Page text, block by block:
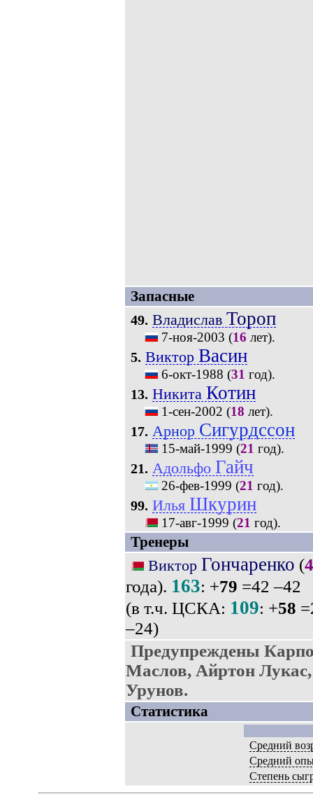
Запасные
49. Владислав Тороп
7-ноя-2003 (16 лет).
5. Виктор Васин
6-окт-1988 (31 год).
13. Никита Котин
1-сен-2002 (18 лет).
17. Арнор Сигурдссон
15-май-1999 (21 год).
21. Адольфо Гайч
26-фев-1999 (21 год).
99. Илья Шкурин
17-авг-1999 (21 год).
Тренеры
Виктор Гончаренко (
года). 163: +79 =42 –42
(в т.ч. ЦСКА: 109: +58
–24)
Предупреждены
Маслов, Айртон
Урунов.
Статистика
Средний
Средний
Степень